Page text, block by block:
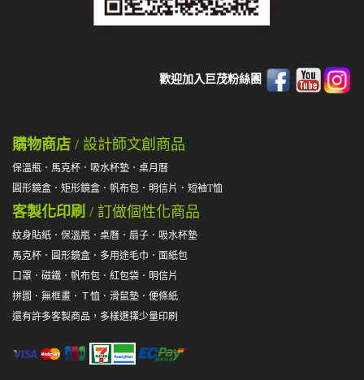
歡迎加入巨茂粉絲團
購物商店 / 設計師文創商品
保溫瓶 ． 馬克杯 ． 吸水杯墊 ． 桌月曆
圓形鏡盒 ． 矩形鏡盒 ． 帆布包 ． 明信片 ． 短袖T恤
客製化印刷 / 訂做個性化商品
紋身貼紙 ． 保溫瓶 ． 桌曆 ． 扇子 ． 吸水杯墊
馬克杯 ． 圓形鏡盒 ． 多用途毛巾 ． 面紙包
口罩 ． 磁鐵 ． 帆布包 ． 紅包袋 ． 明信片
拼圖 ． 無框畫 ． Ｔ恤 ． 滑鼠墊 ． 便條紙
還有許多客製商品，多樣選擇少量印刷